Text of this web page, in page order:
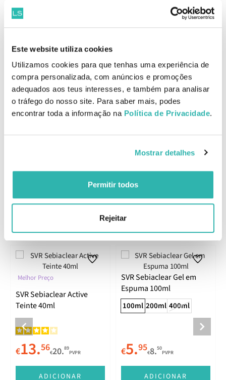
Este website utiliza cookies
Utilizamos cookies para que tenhas uma experiência de
compra personalizada, com anúncios e promoções
adequados aos teus interesses, e também para analisar
o tráfego do nosso site. Para saber mais, podes
encontrar toda a informação na Política de Privacidade.
Mostrar detalhes
Permitir todos
Rejeitar
Ingredientes
Aqua/water/eau, Silica, Diethylamino Hydroxybenzoyl Hexyl
Benzoate, Diisopropyl Adipate, Ethylhexyl Triazone, Beheneth-25,
Methoxyphenyl Triazine, Glycerin, C12-15 Alkyl Benzoate, C15-19
Alkane, Diethylhexyl Butamido Triazone, Glyceryl Stearate Citrate,
Acrylates/c12-22 Alkyl Methacrylate Copolymer, Pentylene Glycol,
Butylene Glycol, Salicylic Acid, 1,2-hexanediol, Caprylyl Glycol,
Parfum (Fragrance), Arginine, Coco-glucoside, Xanthan Gum,
Tocopherol, Sodium Hydroxide, Disodium Lauryl Sulfosuccinate,
Glycine Soja (Soybean) Oil, Lecithin, Sarcosine, Lepidium Sativum
4% niacinamida, Salicylic acid, nova associação de filtros
Produtos Relacionados
Melhor Preço
SVR Sebiaclear Active
Teinte 40ml
€13.56€20.89
PVPR
ADICIONAR
SVR Sebiaclear Gel em
Espuma 100ml
100ml 200ml 400ml
€5.95€8.50
PVPR
ADICIONAR